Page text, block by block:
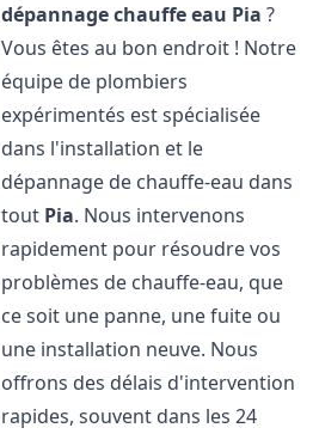
dépannage chauffe eau Pia ?
Vous êtes au bon endroit ! Notre
équipe de plombiers
expérimentés est spécialisée
dans l'installation et le
dépannage de chauffe-eau dans
tout Pia. Nous intervenons
rapidement pour résoudre vos
problèmes de chauffe-eau, que
ce soit une panne, une fuite ou
une installation neuve. Nous
offrons des délais d'intervention
rapides, souvent dans les 24